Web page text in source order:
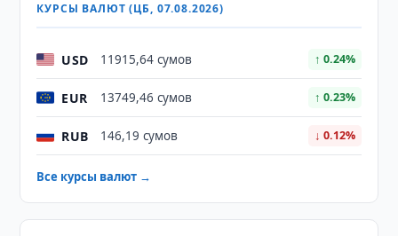
КУРСЫ ВАЛЮТ (ЦБ, 07.08.2026)
USD 11915,64 сумов ↑ 0.24%
EUR 13749,46 сумов ↑ 0.23%
RUB 146,19 сумов ↓ 0.12%
Все курсы валют →